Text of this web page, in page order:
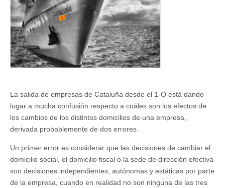
La salida de empresas de Cataluña desde el 1-O está dando
lugar a mucha confusión respecto a cuáles son los efectos de
los cambios de los distintos domicilios de una empresa,
derivada probablemente de dos errores.
Un primer error es considerar que las decisiones de cambiar el
domicilio social, el domicilio fiscal o la sede de dirección efectiva
son decisiones independientes, autónomas y estáticas por parte
de la empresa, cuando en realidad no son ninguna de las tres